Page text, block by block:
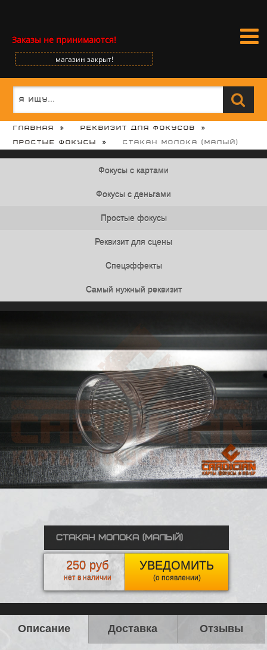
Заказы не принимаются!
магазин закрыт!
Главная
Реквизит для фокусов
Простые фокусы
Стакан молока (малый)
Фокусы с картами
Фокусы с деньгами
Простые фокусы
Реквизит для сцены
Спецэффекты
Самый нужный реквизит
Стакан молока (малый)
УВЕДОМИТЬ
(о появлении)
250 руб
нет в наличии
Описание Доставка Отзывы